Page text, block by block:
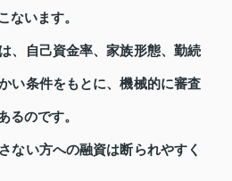
ないます。
、自己資金率、家族形態、勤続
い条件をもとに、機械的に審査
るのです。
ない方への融資は断られやすく